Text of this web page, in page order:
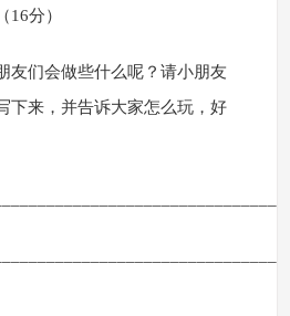
16分）
友们会做些什么呢？请小朋友
下来，并告诉大家怎么玩，好